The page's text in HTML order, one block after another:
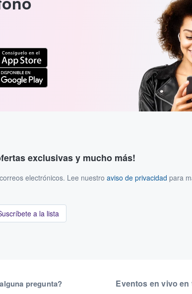
exclusivas y mucho más!
electrónicos. Lee nuestro aviso de privacidad para
a la lista
pregunta? Eventos en vivo